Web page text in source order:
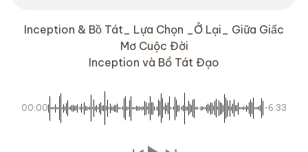
Inception & Bồ Tát_ Lựa Chọn _Ở Lại_ Giữa Giấc
Mơ Cuộc Đời
Inception và Bồ Tát Đạo
00:00 -6:33